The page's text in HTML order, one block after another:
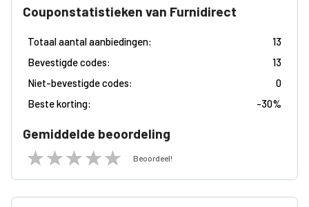
Couponstatistieken van Furnidirect
Totaal aantal aanbiedingen:
13
Bevestigde codes:
13
Niet-bevestigde codes:
0
Beste korting:
-30%
Gemiddelde beoordeling
Beoordeel!